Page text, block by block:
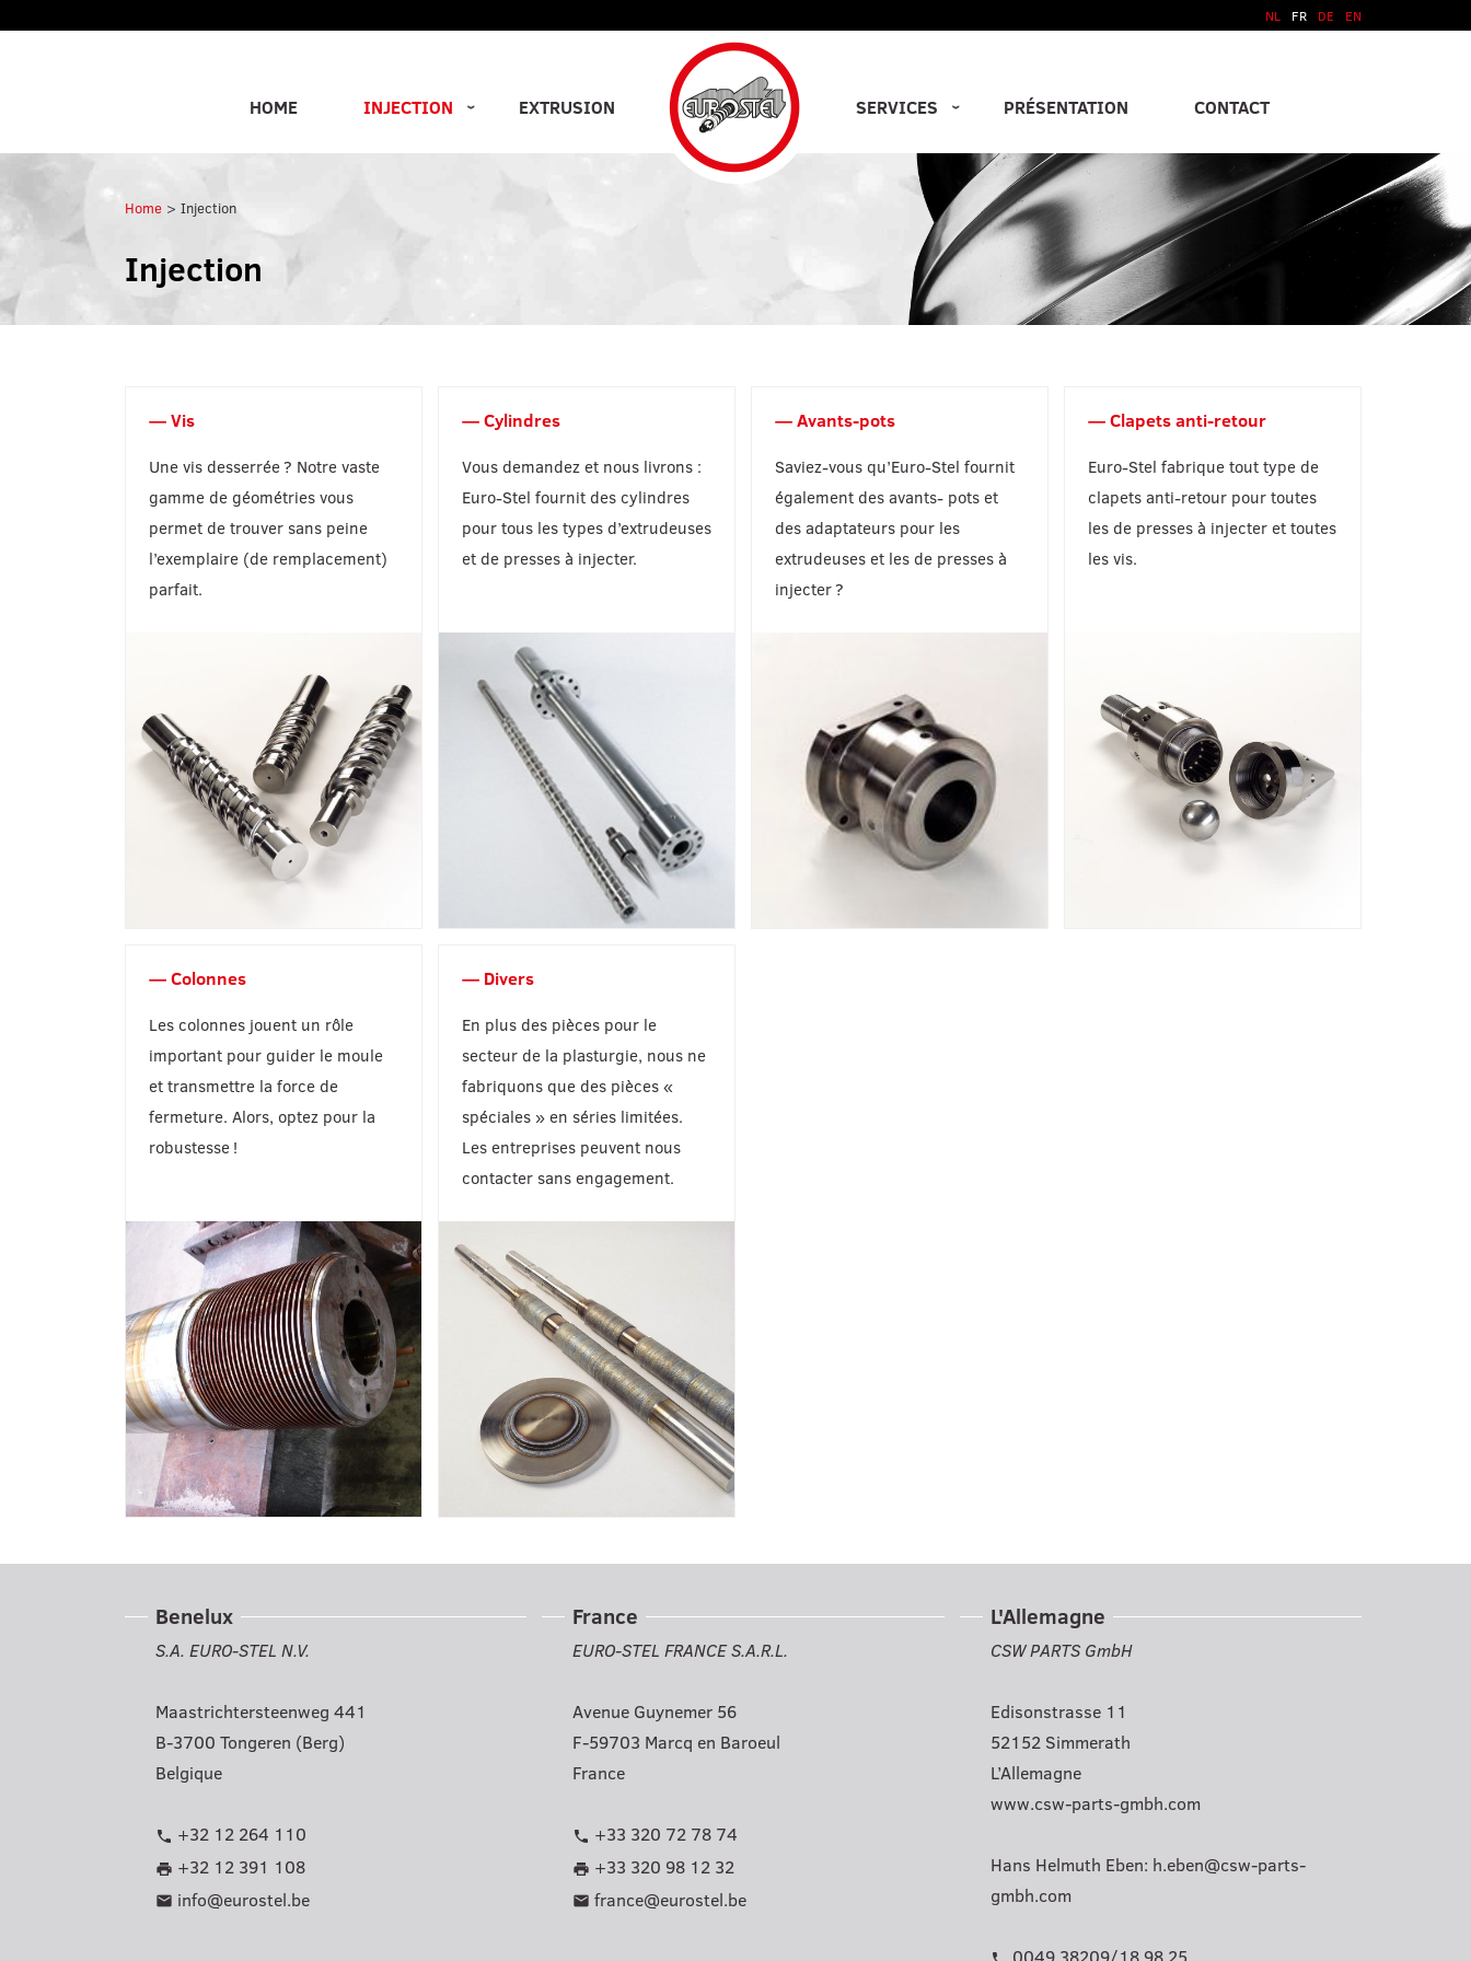
NL FR DE EN
HOME INJECTION EXTRUSION SERVICES PRÉSENTATION CONTACT
Home Injection
Injection
Vis
Une vis desserrée ? Notre vaste
gamme de géométries vous
permet de trouver sans peine
l’exemplaire (de remplacement)
parfait.
Cylindres
Vous demandez et nous livrons :
Euro-Stel fournit des cylindres
pour tous les types d’extrudeuses
et de presses à injecter.
Avants-pots
Saviez-vous qu’Euro-Stel fournit
également des avants- pots et
des adaptateurs pour les
extrudeuses et les de presses à
injecter ?
Clapets anti-retour
Euro-Stel fabrique tout type de
clapets anti-retour pour toutes
les de presses à injecter et toutes
les vis.
Colonnes
Les colonnes jouent un rôle
important pour guider le moule
et transmettre la force de
fermeture. Alors, optez pour la
robustesse !
Divers
En plus des pièces pour le
secteur de la plasturgie, nous ne
fabriquons que des pièces «
spéciales » en séries limitées.
Les entreprises peuvent nous
contacter sans engagement.
Benelux
S.A. EURO-STEL N.V.
Maastrichtersteenweg 441
B-3700 Tongeren (Berg)
Belgique
phone +32 12 264 110
print +32 12 391 108
mail info@eurostel.be
France
EURO-STEL FRANCE S.A.R.L.
Avenue Guynemer 56
F-59703 Marcq en Baroeul
France
phone +33 320 72 78 74
print +33 320 98 12 32
mail france@eurostel.be
L'Allemagne
CSW PARTS GmbH
Edisonstrasse 11
52152 Simmerath
L’Allemagne
www.csw-parts-gmbh.com
Hans Helmuth Eben: h.eben@csw-parts-
gmbh.com
0049 38209/18 98 25